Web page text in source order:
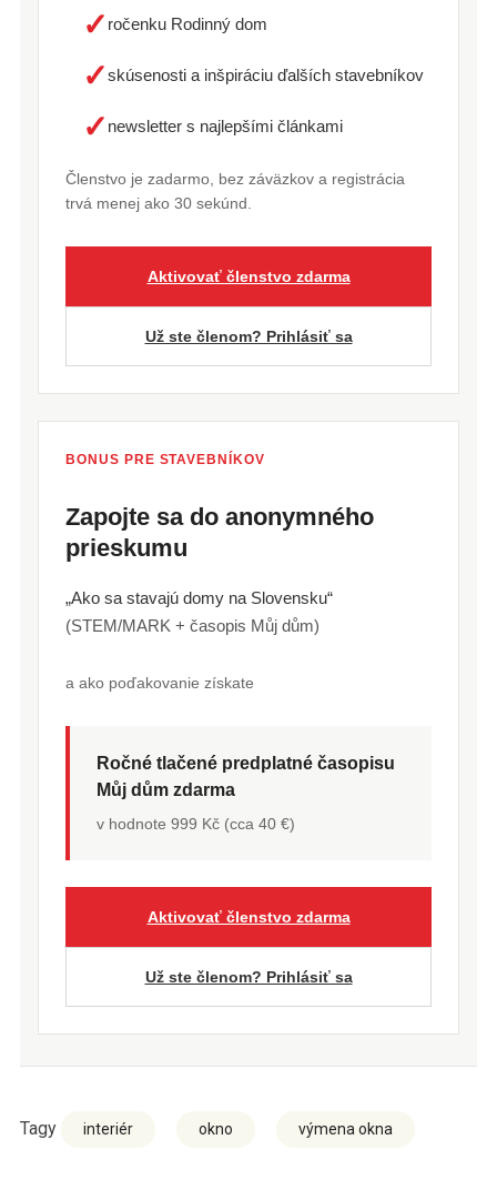
✓ ročenku Rodinný dom
✓skúsenosti a inšpiráciu ďalších stavebníkov
✓ newsletter s najlepšími článkami
Členstvo je zadarmo, bez záväzkov a registrácia
trvá menej ako 30 sekúnd.
Aktivovať členstvo zdarma
Už ste členom? Prihlásiť sa
BONUS PRE STAVEBNÍKOV
Zapojte sa do anonymného
prieskumu
„Ako sa stavajú domy na Slovensku“
(STEM/MARK + časopis Můj dům)
a ako poďakovanie získate
Ročné tlačené predplatné časopisu
Můj dům zdarma
v hodnote 999 Kč (cca 40 €)
Aktivovať členstvo zdarma
Už ste členom? Prihlásiť sa
Tagy interiér okno výmena okna